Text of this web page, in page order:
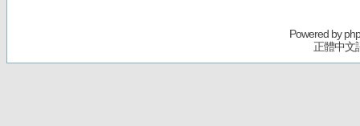
Powered by
正體中文